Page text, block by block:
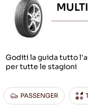
Goditi la guida tutto
per tutte le stagioni
PASSENGER